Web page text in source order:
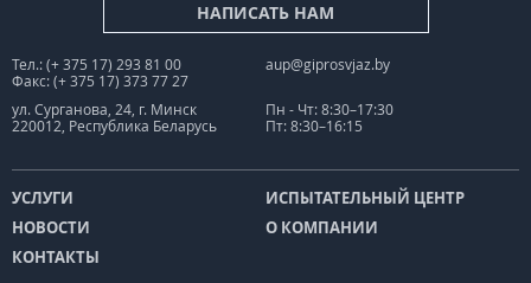
НАПИСАТЬ НАМ
Тел.: (+ 375 17) 293 81 00
Факс: (+ 375 17) 373 77 27
aup@giprosvjaz.by
ул. Сурганова, 24, г. Минск
220012, Республика Беларусь
Пн - Чт: 8:30–17:30
Пт: 8:30–16:15
УСЛУГИ
ИСПЫТАТЕЛЬНЫЙ ЦЕНТР
НОВОСТИ
О КОМПАНИИ
КОНТАКТЫ